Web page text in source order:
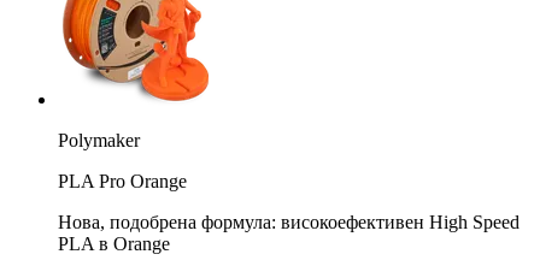
Polymaker
PLA Pro Orange
Нова, подобрена формула: високоефективен High Speed
PLA в Orange